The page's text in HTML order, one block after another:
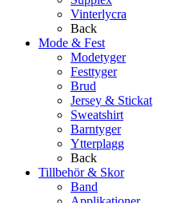
Vinterlycra
Back
Mode & Fest
Modetyger
Festtyger
Brud
Jersey & Stickat
Sweatshirt
Barntyger
Ytterplagg
Back
Tillbehör & Skor
Band